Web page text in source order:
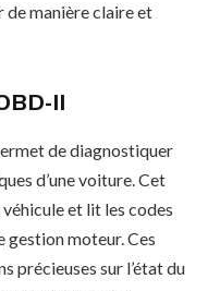
manière claire et
II
de diagnostiquer
d’une voiture. Cet
et lit les codes
gestion moteur. Ces
précieuses sur l’état du